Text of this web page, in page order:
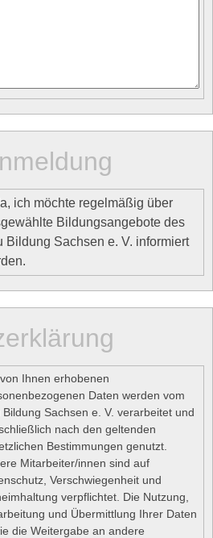
Bildungsangebote des
Bildung Sachsen e. V. informiert
Ihnen erhobenen
Daten werden vom
Bildung Sachsen e. V. verarbeitet und
nach den geltenden
Bestimmungen genutzt.
Mitarbeiter/innen sind auf
Verschwiegenheit und
verpflichtet. Die Nutzung,
und Übermittlung Ihrer Daten
die Weitergabe an andere